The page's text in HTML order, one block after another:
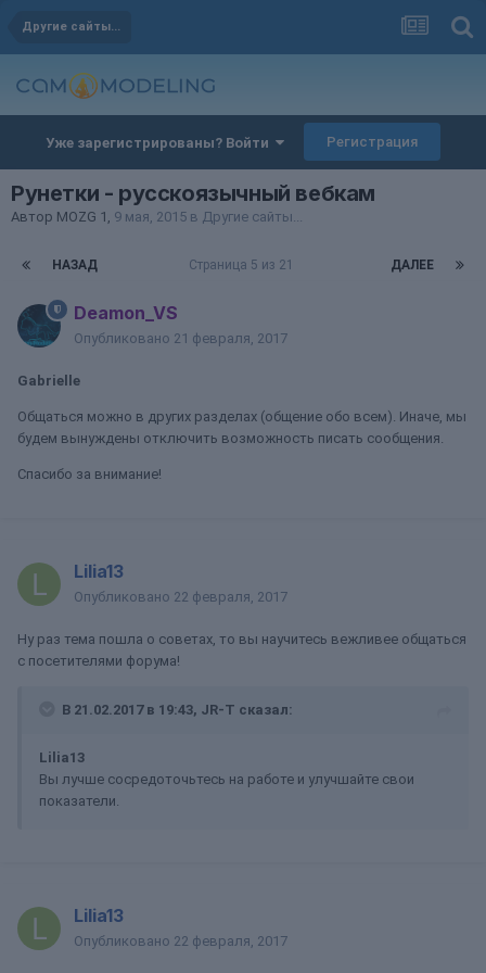
Другие сайты...
Уже зарегистрированы? Войти Регистрация
Рунетки - русскоязычный вебкам
Автор MOZG 1 , 9 мая, 2015 в Другие сайты...
НАЗАД ДАЛЕЕ
Страница 5 из 21
Deamon_VS
Опубликовано 21 февраля, 2017
Gabrielle
Общаться можно в других разделах (общение обо всем). Иначе, мы
будем вынуждены отключить возможность писать сообщения.
Спасибо за внимание!
Lilia13
Опубликовано 22 февраля, 2017
Ну раз тема пошла о советах, то вы научитесь вежливее общаться
с посетителями форума!
В 21.02.2017 в 19:43, JR-T сказал:
Lilia13
Вы лучше сосредоточьтесь на работе и улучшайте свои
показатели.
Lilia13
Опубликовано 22 февраля, 2017